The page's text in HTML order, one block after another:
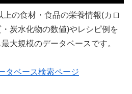
の食材・食品の栄養情報(カロ
炭水化物の数値)やレシピ例を
大規模のデータベースです。
タベース検索ページ